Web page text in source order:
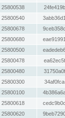
25800538
25800540
25800678
25800680
25800500
25800478
25800480
25800300
25800100
25800618
25800620